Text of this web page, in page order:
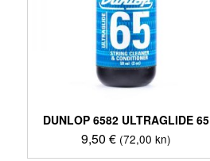
DUNLOP 6582 ULTRAGLIDE 65
9,50 € (72,00 kn)